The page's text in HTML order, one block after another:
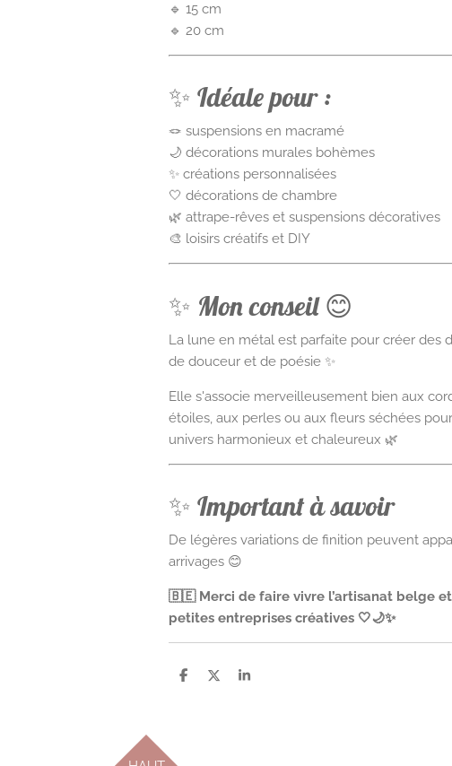
🔹 15 cm
🔹 20 cm
✨ Idéale pour :
🪢 suspensions en macramé
🌙 décorations murales bohèmes
✨ créations personnalisées
🤍 décorations de chambre
🌿 attrape-rêves et suspensions décoratives
🎨 loisirs créatifs et DIY
✨ Mon conseil 😊
La lune en métal est parfaite pour créer des
de douceur et de poésie ✨
Elle s'associe merveilleusement bien aux
étoiles, aux perles ou aux fleurs séchées
univers harmonieux et chaleureux 🌿
✨ Important à savoir
De légères variations de finition peuvent
arrivages 😊
🇧🇪 Merci de faire vivre l’artisanat belge
petites entreprises créatives 🤍🌙✨
P
P
P